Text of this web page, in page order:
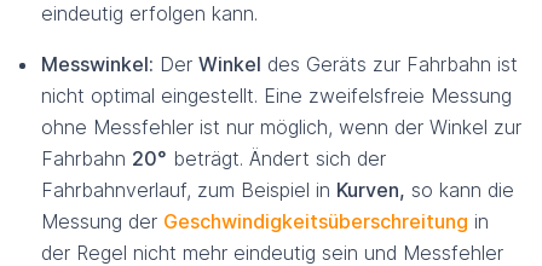
eindeutig erfolgen kann.
Messwinkel: Der Winkel des Geräts zur Fahrbahn ist
nicht optimal eingestellt. Eine zweifelsfreie Messung
ohne Messfehler ist nur möglich, wenn der Winkel zur
Fahrbahn 20° beträgt. Ändert sich der
Fahrbahnverlauf, zum Beispiel in Kurven, so kann die
Messung der Geschwindigkeitsüberschreitung in
der Regel nicht mehr eindeutig sein und Messfehler